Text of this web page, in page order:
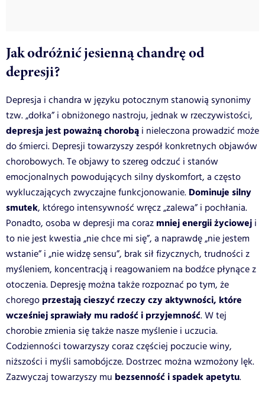
Jak odróżnić jesienną chandrę od
depresji?
Depresja i chandra w języku potocznym stanowią synonimy
tzw. „dołka” i obniżonego nastroju, jednak w rzeczywistości,
depresja jest poważną chorobą i nieleczona prowadzić może
do śmierci. Depresji towarzyszy zespół konkretnych objawów
chorobowych. Te objawy to szereg odczuć i stanów
emocjonalnych powodujących silny dyskomfort, a często
wykluczających zwyczajne funkcjonowanie. Dominuje silny
smutek, którego intensywność wręcz „zalewa” i pochłania.
Ponadto, osoba w depresji ma coraz mniej energii życiowej i
to nie jest kwestia „nie chce mi się”, a naprawdę „nie jestem
wstanie” i „nie widzę sensu”, brak sił fizycznych, trudności z
myśleniem, koncentracją i reagowaniem na bodźce płynące z
otoczenia. Depresję można także rozpoznać po tym, że
chorego przestają cieszyć rzeczy czy aktywności, które
wcześniej sprawiały mu radość i przyjemność. W tej
chorobie zmienia się także nasze myślenie i uczucia.
Codzienności towarzyszy coraz częściej poczucie winy,
niższości i myśli samobójcze. Dostrzec można wzmożony lęk.
Zazwyczaj towarzyszy mu bezsenność i spadek apetytu.